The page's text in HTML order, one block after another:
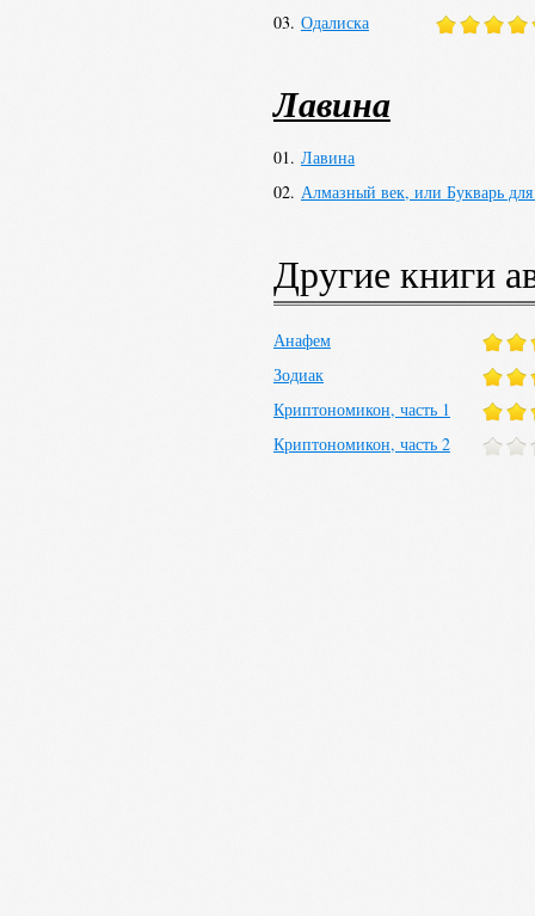
03. Одалиска
Лавина
01. Лавина
02. Алмазный век, или Букварь
Другие книги
Анафем
Зодиак
Криптономикон, часть 1
Криптономикон, часть 2